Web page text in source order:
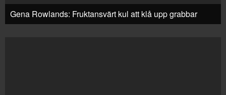
Gena Rowlands: Fruktansvärt kul att klå upp grabbar